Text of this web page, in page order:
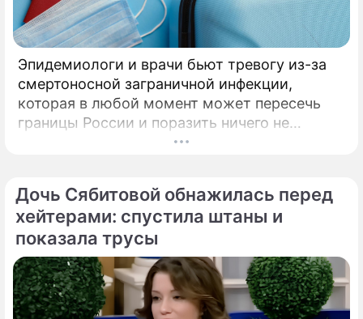
Эпидемиологи и врачи бьют тревогу из-за
смертоносной заграничной инфекции,
которая в любой момент может пересечь
границы России и поразить ничего не
подозревающих граждан. Россию
и смертоносный вирус Бурбон.
Дочь Сябитовой обнажилась перед
хейтерами: спустила штаны и
показала трусы